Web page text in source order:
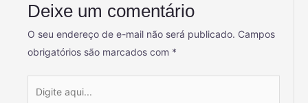
Deixe um comentário
O seu endereço de e-mail não será publicado. Campos
obrigatórios são marcados com *